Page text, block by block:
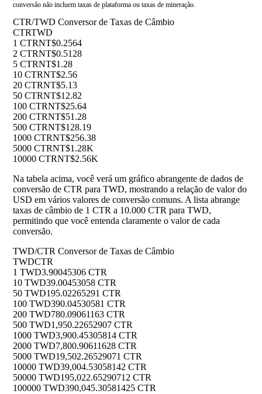
conversão não incluem taxas de plataforma ou taxas de mineração.
CTR/TWD Conversor de Taxas de Câmbio
CTRTWD
1 CTRNT$0.2564
2 CTRNT$0.5128
5 CTRNT$1.28
10 CTRNT$2.56
20 CTRNT$5.13
50 CTRNT$12.82
100 CTRNT$25.64
200 CTRNT$51.28
500 CTRNT$128.19
1000 CTRNT$256.38
5000 CTRNT$1.28K
10000 CTRNT$2.56K
Na tabela acima, você verá um gráfico abrangente de dados de
conversão de CTR para TWD, mostrando a relação de valor do
USD em vários valores de conversão comuns. A lista abrange
taxas de câmbio de 1 CTR a 10.000 CTR para TWD,
permitindo que você entenda claramente o valor de cada
conversão.
TWD/CTR Conversor de Taxas de Câmbio
TWDCTR
1 TWD3.90045306 CTR
10 TWD39.00453058 CTR
50 TWD195.02265291 CTR
100 TWD390.04530581 CTR
200 TWD780.09061163 CTR
500 TWD1,950.22652907 CTR
1000 TWD3,900.45305814 CTR
2000 TWD7,800.90611628 CTR
5000 TWD19,502.26529071 CTR
10000 TWD39,004.53058142 CTR
50000 TWD195,022.65290712 CTR
100000 TWD390,045.30581425 CTR